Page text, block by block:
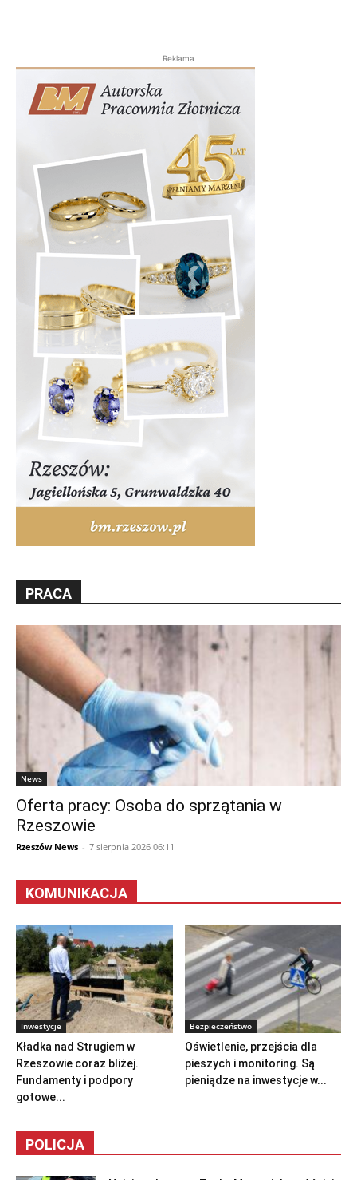
Reklama
PRACA
News
Oferta pracy: Osoba do sprzątania w
Rzeszowie
Rzeszów News - 7 sierpnia 2026 06:11
KOMUNIKACJA
Inwestycje
Kładka nad Strugiem w
Rzeszowie coraz bliżej.
Fundamenty i podpory
gotowe...
Bezpieczeństwo
Oświetlenie, przejścia dla
pieszych i monitoring. Są
pieniądze na inwestycje w...
POLICJA